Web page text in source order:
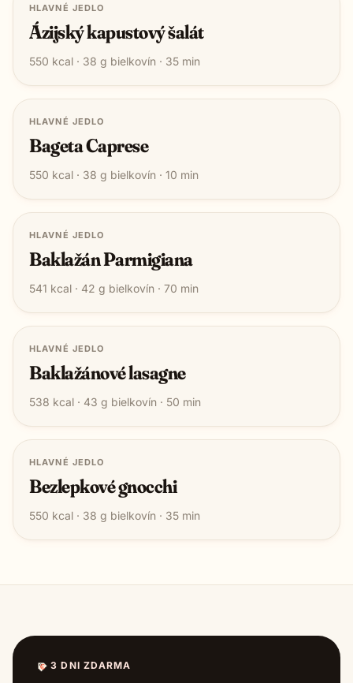
HLAVNÉ JEDLO
Ázijský kapustový šalát
550 kcal · 38 g bielkovín · 35 min
HLAVNÉ JEDLO
Bageta Caprese
550 kcal · 38 g bielkovín · 10 min
HLAVNÉ JEDLO
Baklažán Parmigiana
541 kcal · 42 g bielkovín · 70 min
HLAVNÉ JEDLO
Baklažánové lasagne
538 kcal · 43 g bielkovín · 50 min
HLAVNÉ JEDLO
Bezlepkové gnocchi
550 kcal · 38 g bielkovín · 35 min
3 DNI ZDARMA